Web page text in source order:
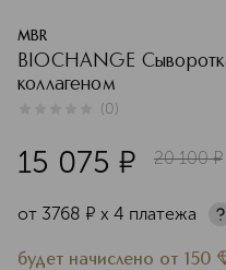
MBR
BIOCHANGE
коллагеном
(0)
15 075 ¤ 20 100 ¤
от 3768 ¤ х 4 платежа
будет начислено от 150